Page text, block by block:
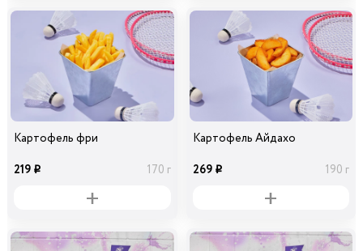
Картофель фри
219 i 170 г
Картофель Айдахо
269 i 190 г